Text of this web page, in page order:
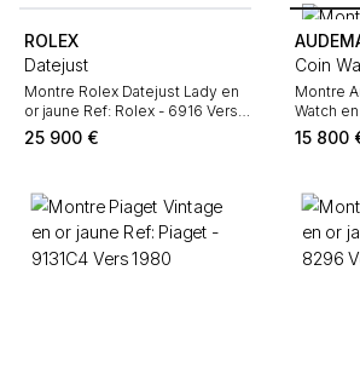
ROLEX
Datejust
Montre Rolex Datejust Lady en
or jaune Ref: Rolex - 6916 Vers
1981
25 900 €
Coin
Montre
Watch
Watch
15 800